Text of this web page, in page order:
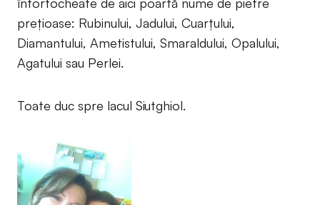
prețioase: Rubinului, Jadului, Cuarțului,
Diamantului, Ametistului, Smaraldului, Opalului,
Agatului sau Perlei.
Toate duc spre lacul Siutghiol.